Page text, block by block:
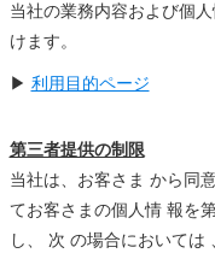
当社の業務内容および個
けます。
▶ 利用目的ページ
第三者提供の制限
当社は、お客さま から同
てお客さまの個人情 報を
し、 次 の場合においては